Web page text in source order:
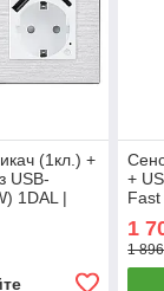
(1кл.) +
USB-
1DAL |
+
1
1